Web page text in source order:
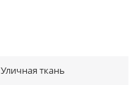
Уличная ткань